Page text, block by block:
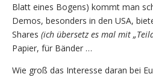
Blatt eines Bogens) kommt man
Demos, besonders in den USA,
Shares (ich übersetz es mal mit
Papier, für Bänder …
Wie groß das Interesse daran bei